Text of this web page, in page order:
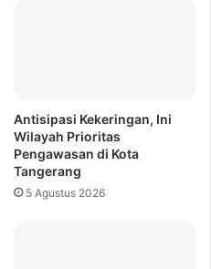
Antisipasi Kekeringan, Ini
Wilayah Prioritas
Pengawasan di Kota
Tangerang
5 Agustus 2026